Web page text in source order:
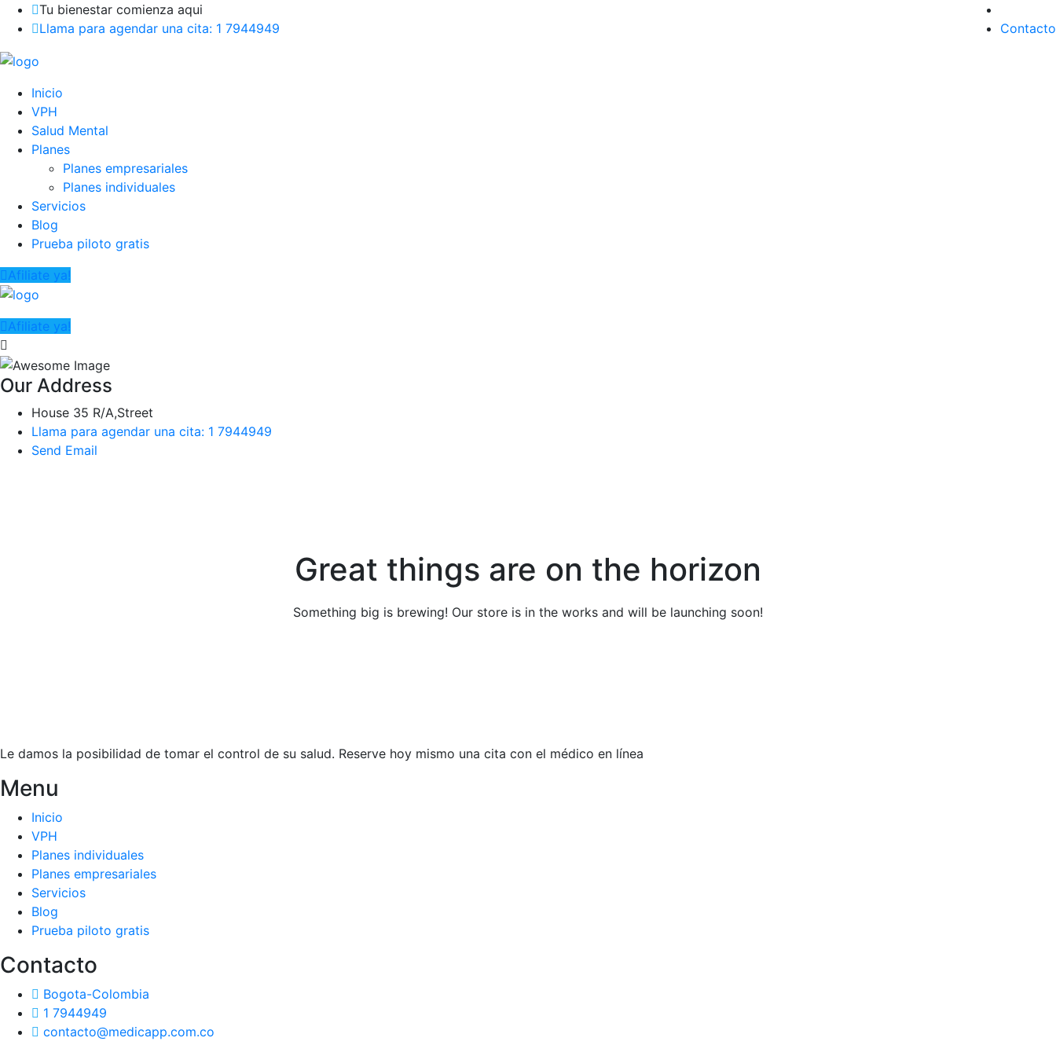
Tu bienestar comienza aqui
Llama para agendar una cita: 1 7944949
Contacto
Inicio
VPH
Salud Mental
Planes
Planes empresariales
Planes individuales
Servicios
Blog
Prueba piloto gratis
Afiliate ya!
Afiliate ya!
Our Address
House 35 R/A,Street
Llama para agendar una cita: 1 7944949
Send Email
Great things are on the horizon
Something big is brewing! Our store is in the works and will be launching soon!
Le damos la posibilidad de tomar el control de su salud. Reserve hoy mismo una cita con el médico en línea
Menu
Inicio
VPH
Planes individuales
Planes empresariales
Servicios
Blog
Prueba piloto gratis
Contacto
Bogota-Colombia
1 7944949
contacto@medicapp.com.co